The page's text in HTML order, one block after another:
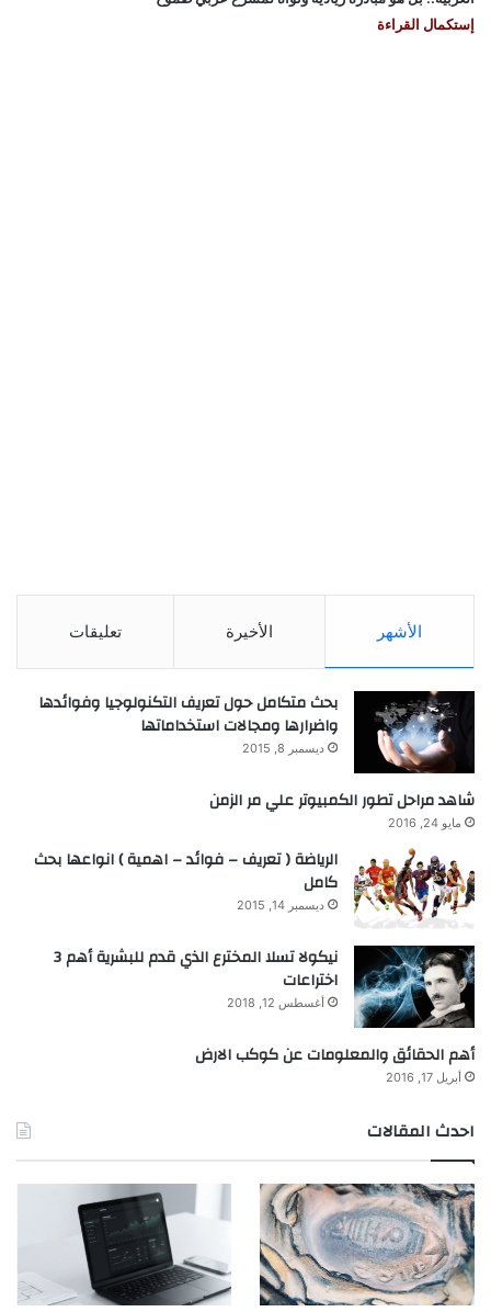
إستكمال القراءة
الأشهر الأخيرة تعليقات
بحث متكامل حول تعريف التكنولوجيا وفوائدها
واضرارها ومجالات استخداماتها
ديسمبر 8, 2015
شاهد مراحل تطور الكمبيوتر علي مر الزمن
مايو 24, 2016
الرياضة ( تعريف – فوائد – اهمية ) انواعها بحث
كامل
ديسمبر 14, 2015
نيكولا تسلا المخترع الذي قدم للبشرية أهم 3
اختراعات
أغسطس 12, 2018
أهم الحقائق والمعلومات عن كوكب الارض
أبريل 17, 2016
احدث المقالات